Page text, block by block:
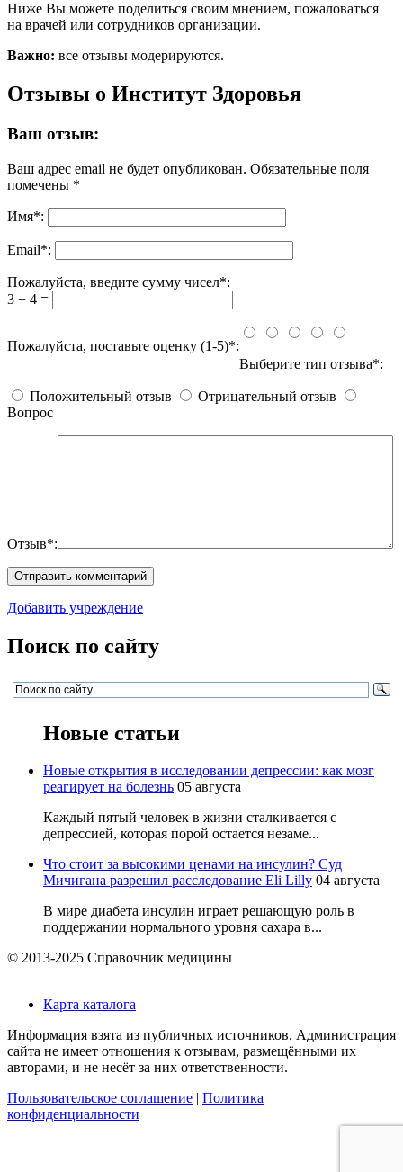
Ниже Вы можете поделиться своим мнением, пожаловаться
на врачей или сотрудников организации.
Важно: все отзывы модерируются.
Отзывы о Институт Здоровья
Ваш отзыв:
Ваш адрес email не будет опубликован. Обязательные поля
помечены *
Имя*:
Email*:
Пожалуйста, введите сумму чисел*:
3 + 4 =
Пожалуйста, поставьте оценку (1-5)*:
Выберите тип отзыва*:
Положительный отзыв
Отрицательный отзыв
Вопрос
Отзыв*:
Добавить учреждение
Поиск по сайту
Новые статьи
Новые открытия в исследовании депрессии: как мозг
реагирует на болезнь 05 августа
Каждый пятый человек в жизни сталкивается с
депрессией, которая порой остается незаме...
Что стоит за высокими ценами на инсулин? Суд
Мичигана разрешил расследование Eli Lilly 04 августа
В мире диабета инсулин играет решающую роль в
поддержании нормального уровня сахара в...
© 2013-2025 Справочник медицины
Карта каталога
Информация взята из публичных источников. Администрация
сайта не имеет отношения к отзывам, размещёнными их
авторами, и не несёт за них ответственности.
Пользовательское соглашение
Политика
конфиденциальности